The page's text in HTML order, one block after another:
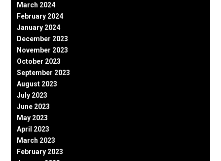
March 2024
February 2024
January 2024
December 2023
November 2023
October 2023
September 2023
August 2023
July 2023
June 2023
May 2023
April 2023
March 2023
February 2023